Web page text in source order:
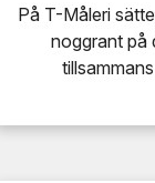
På T-Måleri
noggrant på